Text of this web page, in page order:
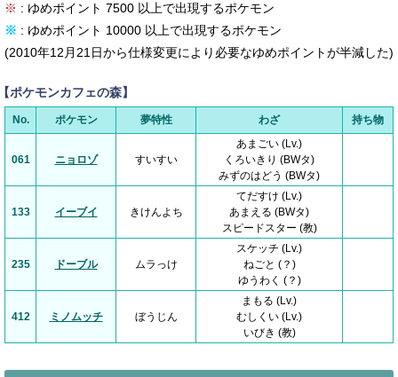
※ : ゆめポイント 7500 以上で出現するポケモン
※ : ゆめポイント 10000 以上で出現するポケモン
(2010年12月21日から仕様変更により必要なゆめポイントが半減した)
ポケモンカフェの森】
No. ポケモン 夢特性 わざ 持ち物
061 ニョロゾ すいすい
あまごい (Lv.)
くろいきり (BWタ)
みずのはどう (BWタ)
133 イーブイ きけんよち
てだすけ (Lv.)
あまえる (BWタ)
スピードスター (教)
235 ドーブル ムラっけ
スケッチ (Lv.)
ねごと (？)
ゆうわく (？)
412 ミノムッチ ぼうじん
まもる (Lv.)
むしくい (Lv.)
いびき (教)